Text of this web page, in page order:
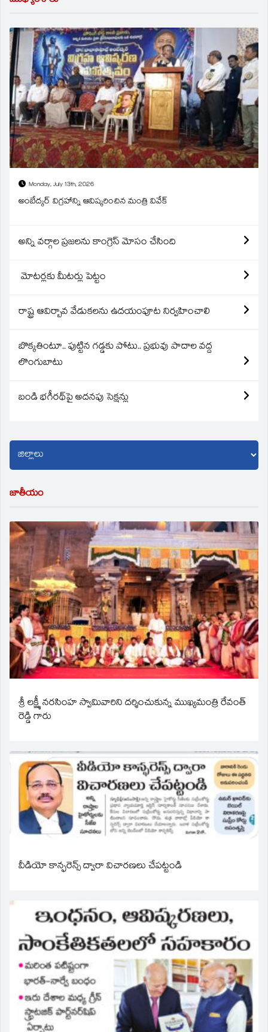
Monday, July 13th, 2026
అంబేద్కర్ విగ్రహాన్ని ఆవిష్కరించిన మంత్రి వివేక్
అన్ని వర్గాల ప్రజలను కాంగ్రెస్ మోసం చేసింది
మోటర్లకు మీటర్లు పెట్టం
రాష్ట్ర ఆవిర్బావ వేడుకలను ఉదయంపూట నిర్వహించాలి
బొక్కతింటూ.. పుట్టిన గడ్డకు పోటు.. ప్రభువు పాదాల వద్ద
లొంగుబాటు
బండి భగీరథ్‌పై అదనపు సెక్షన్లు
జాతీయం
శ్రీ లక్ష్మీ నరసింహ స్వామివారిని దర్శించుకున్న ముఖ్యమంత్రి రేవంత్
రెడ్డి గారు
వీడియో కాన్ఫరెన్స్ ద్వారా విచారణలు చేపట్టండి